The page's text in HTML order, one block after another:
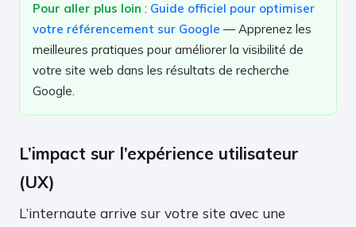
Pour aller plus loin : Guide officiel pour optimiser
votre référencement sur Google — Apprenez les
meilleures pratiques pour améliorer la visibilité de
votre site web dans les résultats de recherche
Google.
L’impact sur l’expérience utilisateur
(UX)
L’internaute arrive sur votre site avec une